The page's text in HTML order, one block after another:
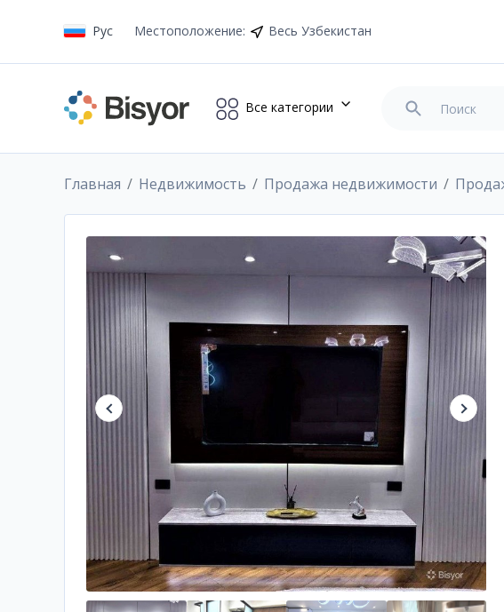
Рус Местоположение: Весь Узбекистан
Все категории
Главная Недвижимость Продажа недвижимости